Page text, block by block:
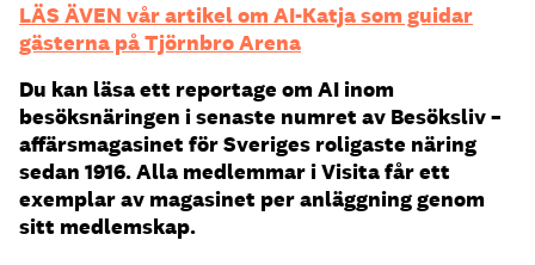
LÄS ÄVEN vår artikel om AI-Katja som guidar
gästerna på Tjörnbro Arena
Du kan läsa ett reportage om AI inom
besöksnäringen i senaste numret av Besöksliv –
affärsmagasinet för Sveriges roligaste näring
sedan 1916. Alla medlemmar i Visita får ett
exemplar av magasinet per anläggning genom
sitt medlemskap.